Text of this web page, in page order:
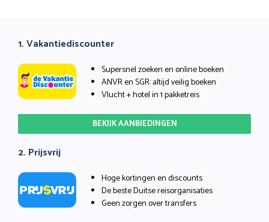
1. Vakantiediscounter
Supersnel zoeken en online boeken
ANVR en SGR: altijd veilig boeken
Vlucht + hotel in 1 pakketreis
BEKIJK AANBIEDINGEN
2. Prijsvrij
Hoge kortingen en discounts
De beste Duitse reisorganisaties
Geen zorgen over transfers